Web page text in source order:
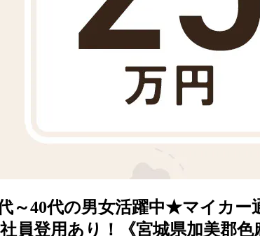
～40代の男女活躍中★マイカー
員登用あり！《宮城県加美郡色